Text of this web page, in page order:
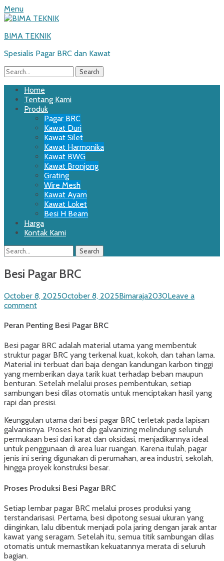
Menu
BIMA TEKNIK
Spesialis Pagar BRC dan Kawat
Search
for:
Primary
Menu
Skip
content
Home
Tentang Kami
Produk
Pagar BRC
Kawat Duri
Kawat Silet
Kawat Harmonika
Kawat BWG
Kawat Bronjong
Grating
Wire Mesh
Kawat Ayam
Kawat Loket
Besi H Beam
Harga
Kontak Kami
Search
Search
for:
Besi Pagar BRC
Posted
on
October 8, 2025October 8, 2025Author
Bimaraja2030Leave a
comment
Peran Penting Besi Pagar BRC
Besi pagar BRC adalah material utama yang membentuk
struktur pagar BRC yang terkenal kuat, kokoh, dan tahan lama.
Material ini terbuat dari baja dengan kandungan karbon tinggi
yang memberikan daya tarik kuat terhadap beban maupun
benturan. Setelah melalui proses pembentukan, setiap
sambungan besi dilas otomatis untuk menciptakan hasil yang
rapi dan presisi.
Keunggulan utama dari besi pagar BRC terletak pada lapisan
galvanisnya. Proses hot dip galvanizing melindungi seluruh
permukaan besi dari karat dan oksidasi, menjadikannya ideal
untuk penggunaan di area luar ruangan. Karena itulah, pagar
jenis ini sering digunakan di perumahan, area industri, sekolah,
hingga proyek konstruksi besar.
Proses Produksi Besi Pagar BRC
Setiap lembar pagar BRC melalui proses produksi yang
terstandarisasi. Pertama, besi dipotong sesuai ukuran yang
diinginkan, lalu dibentuk menjadi pola jaring dengan jarak antar
kawat yang seragam. Setelah itu, semua titik sambungan dilas
otomatis untuk memastikan kekuatannya merata di seluruh
bagian.